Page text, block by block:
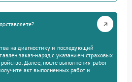
на диагностику и последующий
заказ-наряд с указанием страховых
Далее, после выполнения работ
акт выполненных работ и